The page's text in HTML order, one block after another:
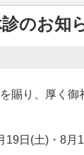
のお知
賜り、厚く御
19日(土)・8月